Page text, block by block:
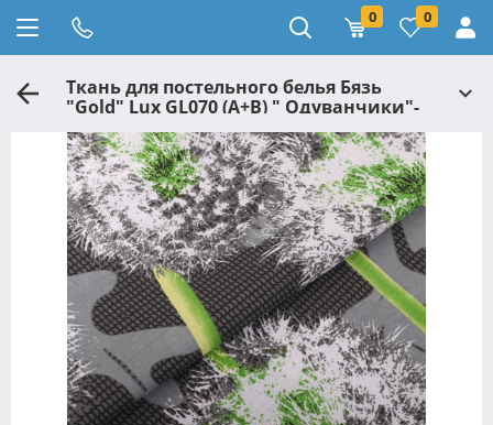
0 0
Ткань для постельного белья Бязь
"Gold" Lux GL070 (A+B) " Одуванчики"-
(50м+50м)